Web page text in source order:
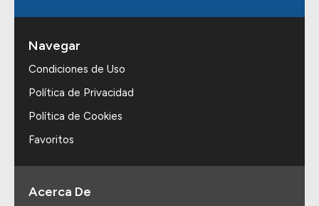
Navegar
Condiciones de Uso
Política de Privacidad
Política de Cookies
Favoritos
Acerca De